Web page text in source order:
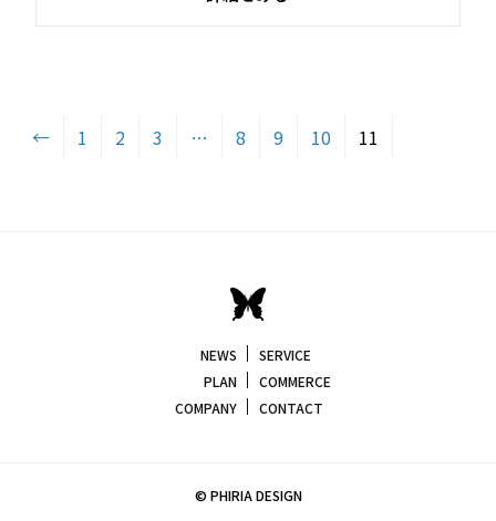
← 1 2 3 … 8 9 10 11
NEWS
SERVICE
PLAN
COMMERCE
COMPANY
CONTACT
© PHIRIA DESIGN